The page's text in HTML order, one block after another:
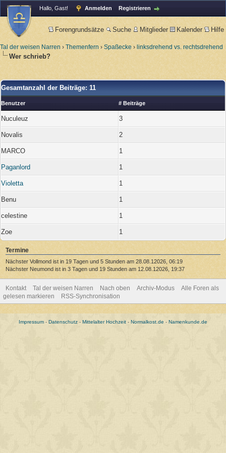
Hallo, Gast! Anmelden Registrieren
Forengrundsätze Suche Mitglieder Kalender Hilfe
Tal der weisen Narren › Themenfern › Spaßecke › linksdrehend vs. rechtsdrehend
Wer schrieb?
Gesamtanzahl der Beiträge: 11
Benutzer # Beiträge
Nuculeuz 3
Novalis 2
MARCO 1
Paganlord 1
Violetta 1
Benu 1
celestine 1
Zoe 1
Termine
Nächster Vollmond ist in 19 Tagen und 5 Stunden am 28.08.12026, 06:19
Nächster Neumond ist in 3 Tagen und 19 Stunden am 12.08.12026, 19:37
Kontakt Tal der weisen Narren Nach oben Archiv-Modus
Alle Foren als
gelesen markieren
RSS-Synchronisation
Impressum - Datenschutz - Mittelalter Hochzeit - Normalkost.de - Namenkunde.de